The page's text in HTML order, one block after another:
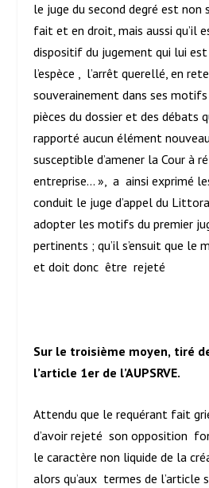
le juge du second degré est non
fait et en droit, mais aussi qu’il
dispositif du jugement qui lui est
l’espèce , l’arrêt querellé, en
souverainement dans ses
pièces du dossier et des débats
rapporté aucun élément
susceptible d’amener la Cour à
entreprise… », a ainsi exprimé
conduit le juge d’appel du
adopter les motifs du premier
pertinents ; qu’il s’ensuit que le
et doit donc être rejeté
Sur le troisième moyen, tiré
l’article 1er de l’AUPSRVE.
Attendu que le requérant fait
d’avoir rejeté son opposition
le caractère non liquide de la
alors qu’aux termes de l’article